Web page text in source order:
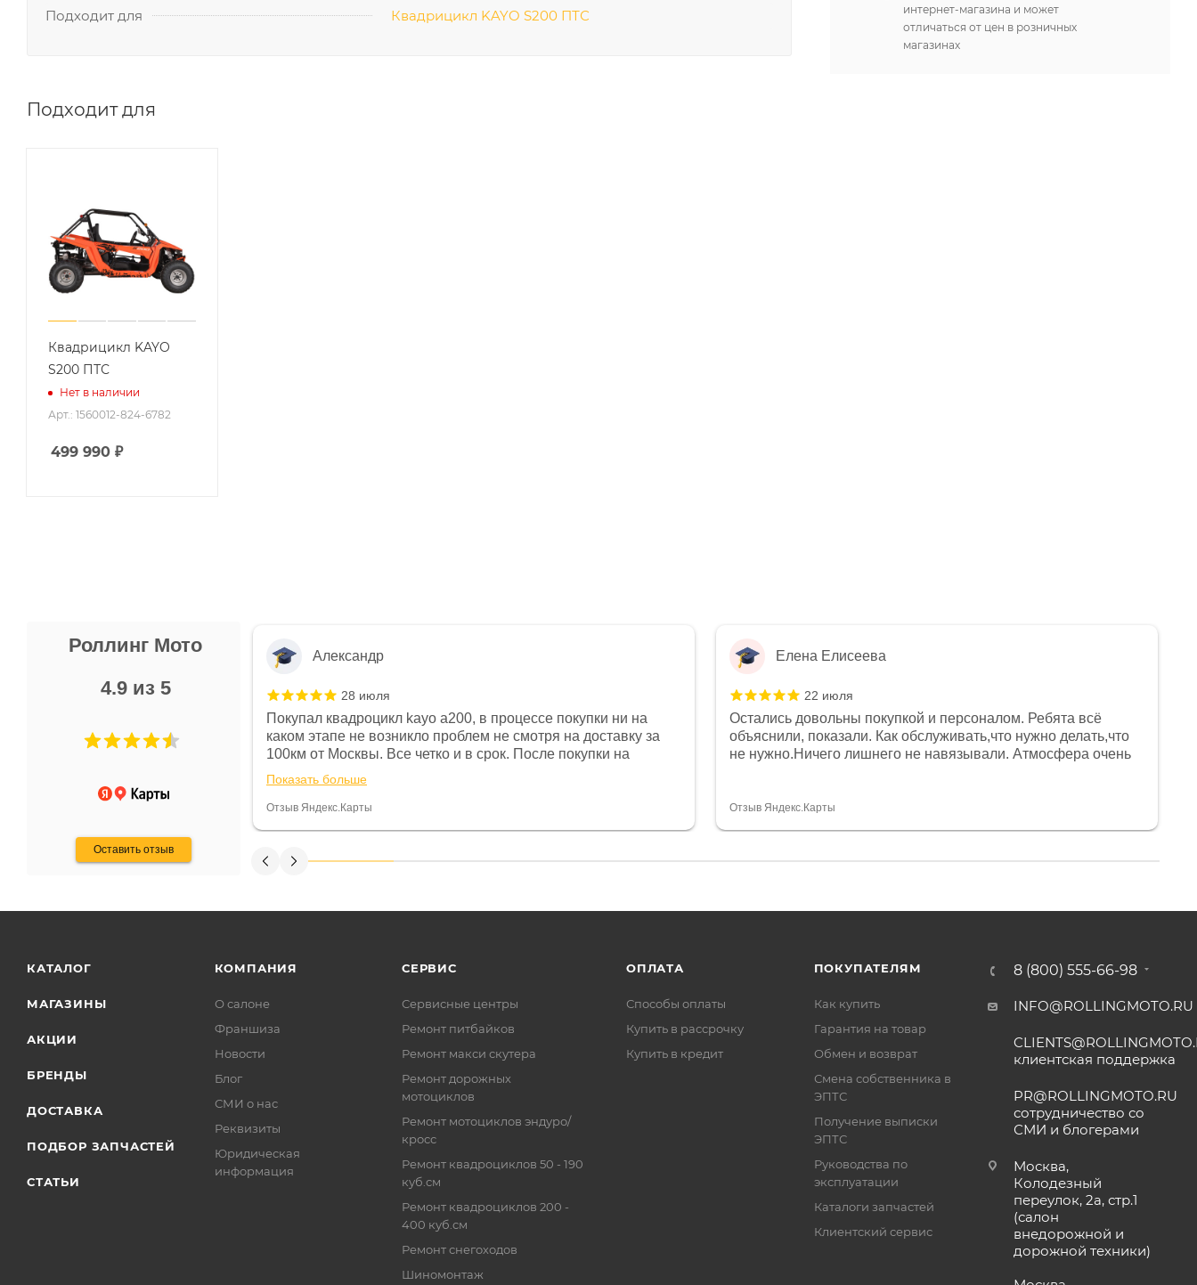
Подходит для Квадрицикл KAYO S200 ПТС
Подходит для
Квадрицикл KAYO
S200 ПТС
Нет в наличии
Арт.: 1560012-824-6782
499 990 ₽
интернет-магазина и может
отличаться от цен в розничных
магазинах
Роллинг Мото
4.9 из 5
Оставить отзыв
Не понравились условия
и дают только на год)
Александр
28 июля
Покупал квадроцикл kayo a200, в процессе покупки ни на
каком этапе не возникло проблем не смотря на доставку за
100км от Москвы. Все четко и в срок. После покупки на
спидометре всегда был 0, при этом представители магазина
постоянно были на связи и в итоге проблема была решена.
Считаю, что это говорит о небезразличии к клиенту после
Показать больше
Отзыв Яндекс.Карты
Елена Елисеева
22 июля
Остались довольны покупкой и персоналом. Ребята всё
объяснили, показали. Как обслуживать,что нужно делать,что
не нужно.Ничего лишнего не навязывали. Атмосфера очень
огромное спасибо Дмитрию, за клиентоориентированность и
Отзыв Яндекс.Карты
КАТАЛОГ
МАГАЗИНЫ
АКЦИИ
БРЕНДЫ
ДОСТАВКА
ПОДБОР ЗАПЧАСТЕЙ
СТАТЬИ
КОМПАНИЯ
О салоне
Франшиза
Новости
Блог
СМИ о нас
Реквизиты
Юридическая
информация
СЕРВИС
Сервисные центры
Ремонт питбайков
Ремонт макси скутера
Ремонт дорожных
мотоциклов
Ремонт мотоциклов эндуро/
кросс
Ремонт квадроциклов 50 - 190
куб.см
Ремонт квадроциклов 200 -
400 куб.см
Ремонт снегоходов
Шиномонтаж
ОПЛАТА
Способы оплаты
Купить в рассрочку
Купить в кредит
ПОКУПАТЕЛЯМ
Как купить
Гарантия на товар
Обмен и возврат
Смена собственника в
ЭПТС
Получение выписки
ЭПТС
Руководства по
эксплуатации
Каталоги запчастей
Клиентский сервис
8 (800) 555-66-98
INFO@ROLLINGMOTO.RU
клиентская поддержка
PR@ROLLINGMOTO.RU
сотрудничество со
СМИ и блогерами
Москва,
Колодезный
переулок, 2а, стр.1
(салон
внедорожной и
дорожной техники)